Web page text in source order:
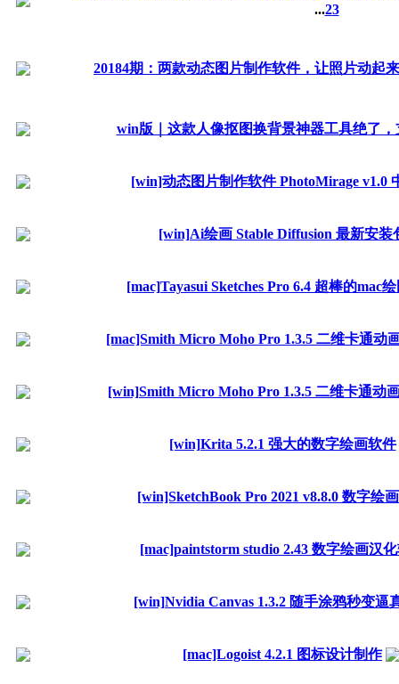
...23
20184期：两款动态图片制作软件，让照片动起
win版｜这款人像抠图换背景神器工具绝了，
[win]动态图片制作软件 PhotoMirage v1.0
[win]Ai绘画 Stable Diffusion 最新安装
[mac]Tayasui Sketches Pro 6.4 超棒的mac
[mac]Smith Micro Moho Pro 1.3.5 二维卡通动
[win]Smith Micro Moho Pro 1.3.5 二维卡通动
[win]Krita 5.2.1 强大的数字绘画软件
[win]SketchBook Pro 2021 v8.8.0 数字绘
[mac]paintstorm studio 2.43 数字绘画汉
[win]Nvidia Canvas 1.3.2 随手涂鸦秒变逼
[mac]Logoist 4.2.1 图标设计制作